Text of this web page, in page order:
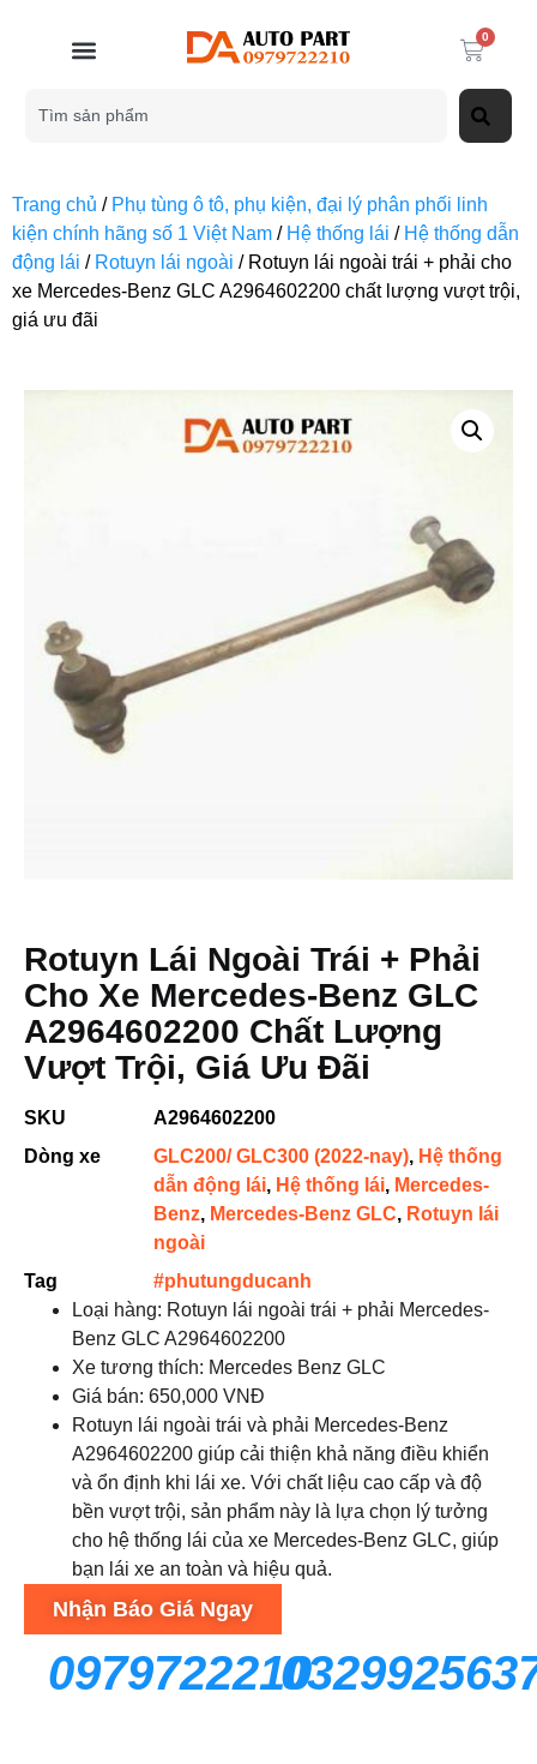
0
Trang chủ / Phụ tùng ô tô, phụ kiện, đại lý phân phối linh
kiện chính hãng số 1 Việt Nam / Hệ thống lái / Hệ thống dẫn
động lái / Rotuyn lái ngoài / Rotuyn lái ngoài trái + phải cho
xe Mercedes-Benz GLC A2964602200 chất lượng vượt trội,
giá ưu đãi
Rotuyn Lái Ngoài Trái + Phải
Cho Xe Mercedes-Benz GLC
A2964602200 Chất Lượng
Vượt Trội, Giá Ưu Đãi
SKU
A2964602200
Dòng xe
GLC200/ GLC300 (2022-nay), Hệ thống
dẫn động lái, Hệ thống lái, Mercedes-
Benz, Mercedes-Benz GLC, Rotuyn lái
ngoài
Tag
#phutungducanh
Loại hàng: Rotuyn lái ngoài trái + phải Mercedes-
Benz GLC A2964602200
Xe tương thích: Mercedes Benz GLC
Giá bán: 650,000 VNĐ
Rotuyn lái ngoài trái và phải Mercedes-Benz
A2964602200 giúp cải thiện khả năng điều khiển
và ổn định khi lái xe. Với chất liệu cao cấp và độ
bền vượt trội, sản phẩm này là lựa chọn lý tưởng
cho hệ thống lái của xe Mercedes-Benz GLC, giúp
bạn lái xe an toàn và hiệu quả.
Nhận Báo Giá Ngay
0979722210